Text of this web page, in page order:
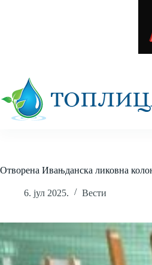
Отворена Ивањданска ликовна
6. јул 2025. Вести